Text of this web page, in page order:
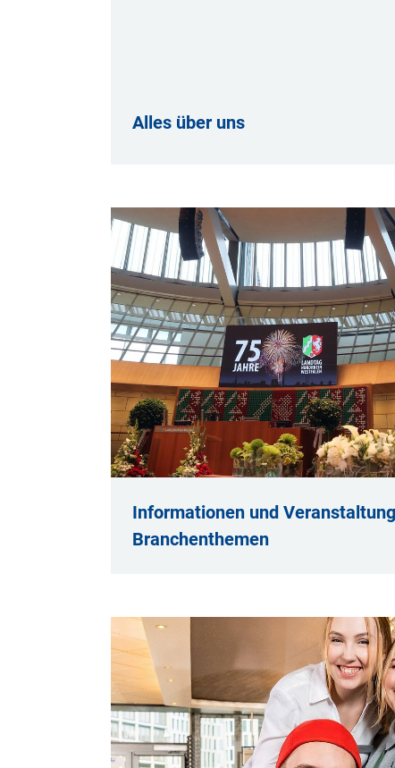
Alles über uns
Informationen und
Branchenthemen